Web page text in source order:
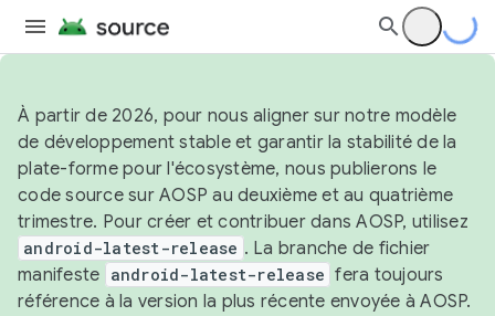
À partir de 2026, pour nous aligner sur notre modèle
de développement stable et garantir la stabilité de la
plate-forme pour l'écosystème, nous publierons le
code source sur AOSP au deuxième et au quatrième
trimestre. Pour créer et contribuer dans AOSP, utilisez
android-latest-release . La branche de fichier
manifeste android-latest-release fera toujours
référence à la version la plus récente envoyée à AOSP.